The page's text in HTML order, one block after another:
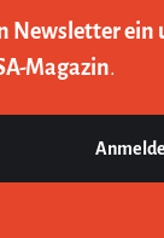
Newsletter ein
Magazin.